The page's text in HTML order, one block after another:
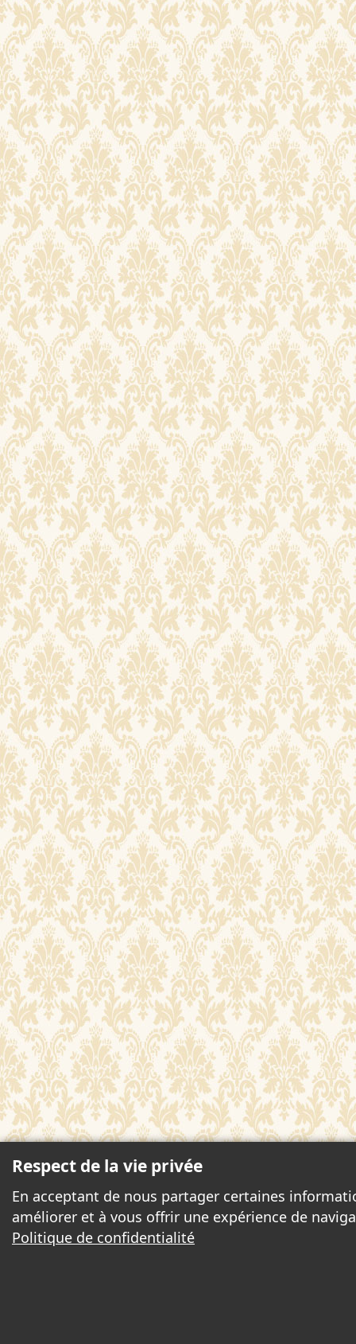
Respect de la vie privée
En acceptant de nous partager certaines
améliorer et à vous offrir une expérience de
Politique de confidentialité